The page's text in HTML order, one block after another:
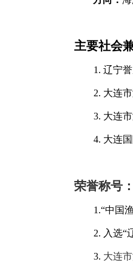
主要社会
1. 辽宁
2. 大连
3. 大连
4. 大连
荣誉称号：
1.“中国
2. 入选“
3. 大连